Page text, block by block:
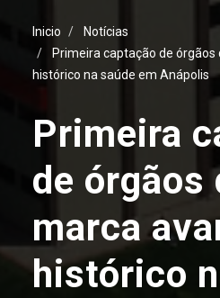
Inicio
Notícias
Primeira captação de órgãos
histórico na saúde em Anápolis
Primeira
de órgãos
marca
histórico